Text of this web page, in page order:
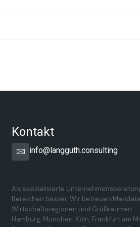
Kontakt
info@langguth.consulting
Als spezialisierte
Bereichen besser. Wir betreuen
Wirtschaftsregionen und Großräumen –
Hamburg, München, Köln, Frankfurt am